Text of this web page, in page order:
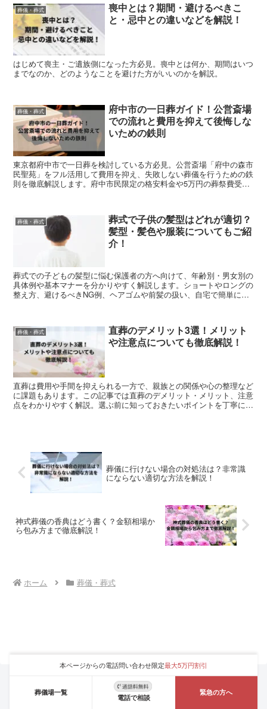
葬儀・葬式
喪中とは？期間・避けるべきこ
と・忌中との違いなどを解説！
はじめて喪主・ご遺族側になった方必見。喪中とは何か、期間はいつ
までなのか、どのようなことを避けた方がいいのかを解説。
葬儀・葬式
府中市の一日葬ガイド！公営斎場
での流れと費用を抑えて後悔しな
いための鉄則
東京都府中市で一日葬を検討している方必見。公営斎場「府中の森市
民聖苑」をフル活用して費用を抑え、失敗しない葬儀を行うための鉄
則を徹底解説します。府中市民限定の格安料金や5万円の葬祭費受給
分かり、後悔のない見送りが実現できます。地域密着の葬儀ガイド決
定版です。
葬儀・葬式
葬式で子供の髪型はどれが適切？
髪型・髪色や服装についてもご紹
介！
葬式での子どもの髪型に悩む保護者の方へ向けて、年齢別・男女別の
具体例や基本マナーを分かりやすく解説します。ショートやロングの
整え方、避けるべきNG例、ヘアゴムや前髪の扱い、自宅で簡単にで
葬儀・葬式
直葬のデメリット3選！メリット
や注意点についても徹底解説！
直葬は費用や手間を抑えられる一方で、親族との関係や心の整理など
に課題もあります。この記事では直葬のデメリット・メリット、注意
点をわかりやすく解説。選ぶ前に知っておきたいポイントを丁寧に紹
葬儀に行けない場合の対処法は？非常識
にならない適切な方法を解説！
神式葬儀の香典はどう書く？金額相場か
ら包み方まで徹底解説！
ホーム 葬儀・葬式
本ページからの電話問い合わせ限定最大5万円割引
葬儀場一覧
電話で相談
緊急の方へ